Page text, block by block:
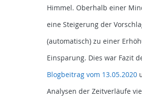
Himmel. Oberhalb einer
eine Steigerung der
(automatisch) zu einer
Einsparung. Dies war Fazit
Blogbeitrag vom 13.05.2020
Analysen der Zeitverläufe